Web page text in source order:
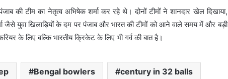
की टीम का नेतृत्व अभिषेक शर्मा कर रहे थे। दोनों टीमों ने शानदार खेल दिखाया,
जैसे युवा खिलाड़ियों के दम पर पंजाब और भारत की टीमों को आने वाले समय में और बड़ी
के लिए बल्कि भारतीय क्रिकेट के लिए भी गर्व की बात है।
Bengal bowlers century in 32 balls